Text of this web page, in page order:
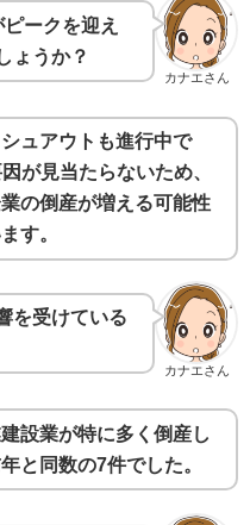
カナエさん
ークを迎え
ょうか？
ュアウトも進行中で
が見当たらないため、
の倒産が増える可能性
す。
カナエさん
を受けている
設業が特に多く倒産し
と同数の7件でした。